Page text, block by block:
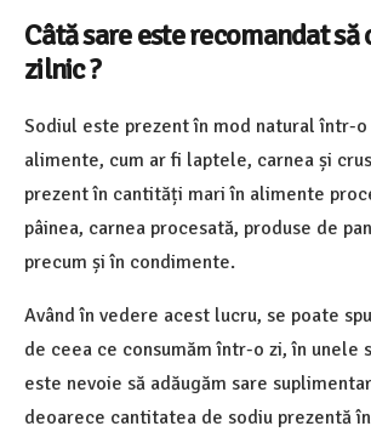
Câtă sare este recomandat să
zilnic ?
Sodiul este prezent în mod natural într-
alimente, cum ar fi laptele, carnea și
prezent în cantități mari în alimente
pâinea, carnea procesată, produse de
precum și în condimente.
Având în vedere acest lucru, se poate
de ceea ce consumăm într-o zi, în unele
este nevoie să adăugăm sare
deoarece cantitatea de sodiu prezentă